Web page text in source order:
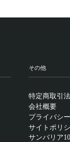
その他
特定商取引
会社概要
プライバシ
サイトポリ
サンバリア